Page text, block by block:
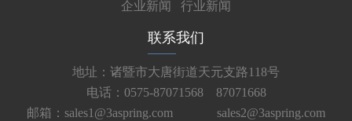
企业新闻 行业新闻
联系我们
地址：诸暨市大唐街道天元支路118号
电话：0575-87071568 87071668
邮箱：sales1@3aspring.com
sales2@3aspring.com